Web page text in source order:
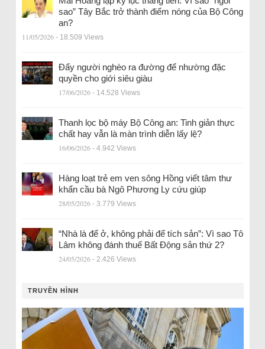
sao” Tây Bắc trở thành điểm nóng của Bộ Công
an?
11/05/2026 - 18.509 Views
Đẩy người nghèo ra đường để nhường đặc
quyền cho giới siêu giàu
17/06/2026 - 14.528 Views
Thanh lọc bộ máy Bộ Công an: Tinh giản thực
chất hay vẫn là màn trình diễn lấy lệ?
16/06/2026 - 4.942 Views
Hàng loạt trẻ em ven sông Hồng viết tâm thư
khẩn cầu bà Ngô Phương Ly cứu giúp
28/05/2026 - 3.779 Views
“Nhà là để ở, không phải để tích sản”: Vì sao Tô
Lâm không đánh thuế Bất Động sản thứ 2?
24/05/2026 - 2.426 Views
TRUYỀN HÌNH